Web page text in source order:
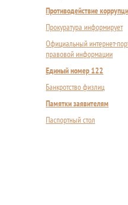
Противодействие
Прокуратура информирует
Официальный интернет-
правовой информации
Единый номер 122
Банкротство физлиц
Памятки заявителям
Паспортный стол